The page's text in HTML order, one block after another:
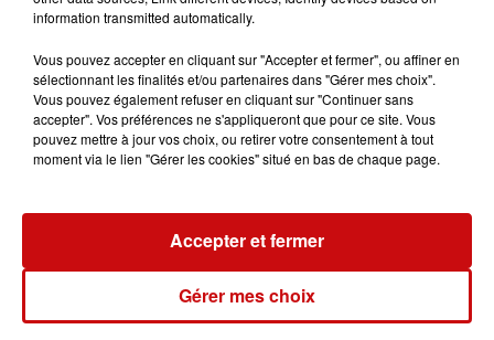
Tarif
Payant
10 euros adulte, 4 euros enfants de
plus de 12 ans, 5 euros adhérents
Alsace
information transmitted automatically.
Vous pouvez accepter en cliquant sur "Accepter et fermer", ou affiner en
sélectionnant les finalités et/ou partenaires dans "Gérer mes choix".
Vous pouvez également refuser en cliquant sur "Continuer sans
accepter". Vos préférences ne s'appliqueront que pour ce site. Vous
pouvez mettre à jour vos choix, ou retirer votre consentement à tout
moment via le lien "Gérer les cookies" situé en bas de chaque page.
Gérer mes choix
Accepter et fermer